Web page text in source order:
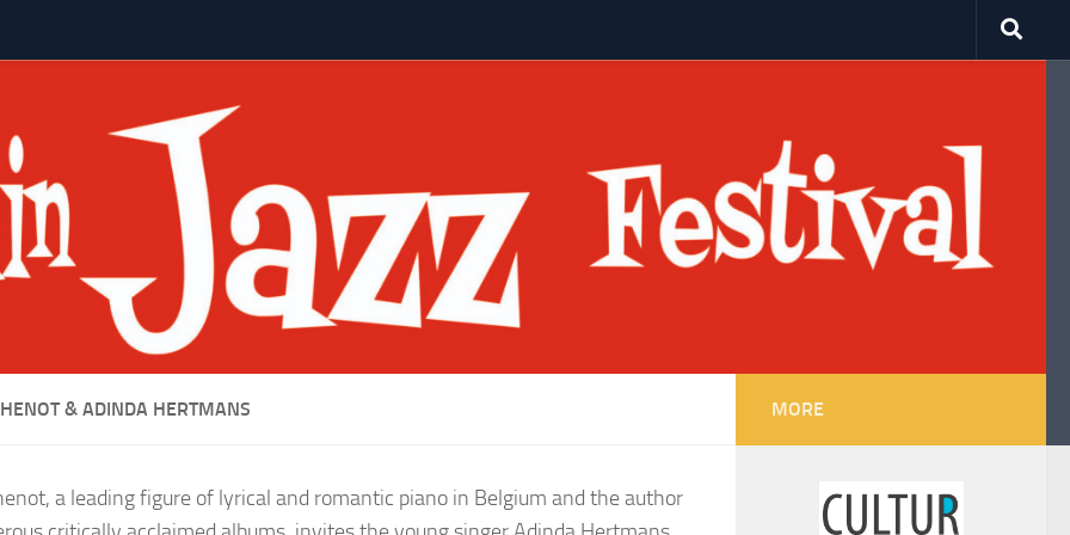
& ADINDA HERTMANS
a leading figure of lyrical and romantic piano in Belgium and the author
MORE